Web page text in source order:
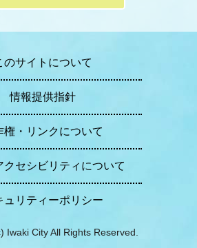
のサイトについて
情報提供指針
権・リンクについて
クセシビリティについて
ュリティーポリシー
Iwaki City All Rights Reserved.